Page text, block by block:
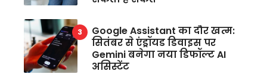
Google Assistant का दौर खत्म:
सितंबर से एंड्रॉयड डिवाइस पर
Gemini बनेगा नया डिफॉल्ट AI
असिस्टेंट